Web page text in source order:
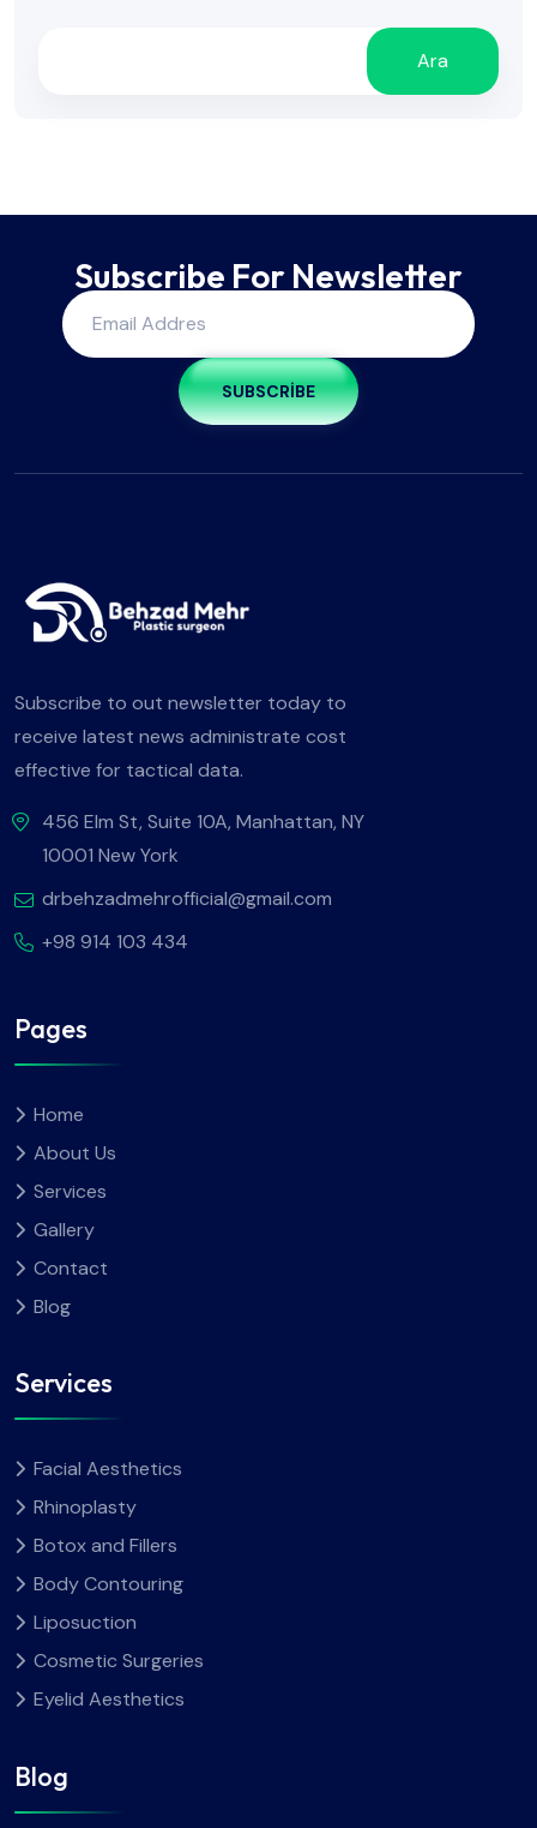
Ara
Subscribe For Newsletter
SUBSCRIBE
Subscribe to out newsletter today to
receive latest news administrate cost
effective for tactical data.
456 Elm St, Suite 10A, Manhattan, NY
10001 New York
drbehzadmehrofficial@gmail.com
+98 914 103 434
Pages
Home
About Us
Services
Gallery
Contact
Blog
Services
Facial Aesthetics
Rhinoplasty
Botox and Fillers
Body Contouring
Liposuction
Cosmetic Surgeries
Eyelid Aesthetics
Blog